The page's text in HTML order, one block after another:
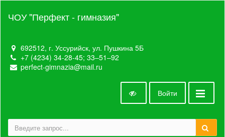
ЧОУ "Перфект - гимназия"
692512, г. Уссурийск, ул. Пушкина 5Б
+7 (4234) 34-28-45; 33‒51‒92
perfect-gimnazia@mail.ru
Войти